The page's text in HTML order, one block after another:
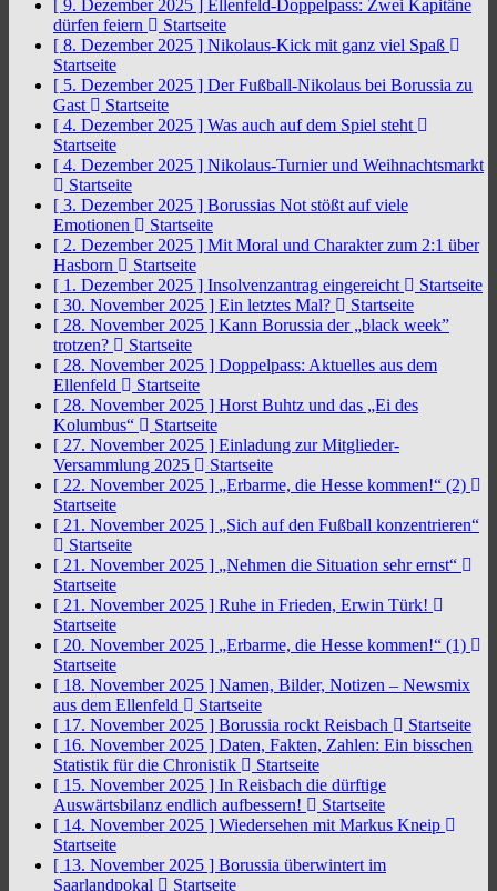
[ 9. Dezember 2025 ] Ellenfeld-Doppelpass: Zwei Kapitäne
dürfen feiern
Startseite
[ 8. Dezember 2025 ] Nikolaus-Kick mit ganz viel Spaß
Startseite
[ 5. Dezember 2025 ] Der Fußball-Nikolaus bei Borussia zu
Gast
Startseite
[ 4. Dezember 2025 ] Was auch auf dem Spiel steht
Startseite
[ 4. Dezember 2025 ] Nikolaus-Turnier und Weihnachtsmarkt
Startseite
[ 3. Dezember 2025 ] Borussias Not stößt auf viele
Emotionen
Startseite
[ 2. Dezember 2025 ] Mit Moral und Charakter zum 2:1 über
Hasborn
Startseite
[ 1. Dezember 2025 ] Insolvenzantrag eingereicht
Startseite
[ 30. November 2025 ] Ein letztes Mal?
Startseite
[ 28. November 2025 ] Kann Borussia der „black week”
trotzen?
Startseite
[ 28. November 2025 ] Doppelpass: Aktuelles aus dem
Ellenfeld
Startseite
[ 28. November 2025 ] Horst Buhtz und das „Ei des
Kolumbus“
Startseite
[ 27. November 2025 ] Einladung zur Mitglieder-
Versammlung 2025
Startseite
[ 22. November 2025 ] „Erbarme, die Hesse kommen!“ (2)
Startseite
[ 21. November 2025 ] „Sich auf den Fußball konzentrieren“
Startseite
[ 21. November 2025 ] „Nehmen die Situation sehr ernst“
Startseite
[ 21. November 2025 ] Ruhe in Frieden, Erwin Türk!
Startseite
[ 20. November 2025 ] „Erbarme, die Hesse kommen!“ (1)
Startseite
[ 18. November 2025 ] Namen, Bilder, Notizen – Newsmix
aus dem Ellenfeld
Startseite
[ 17. November 2025 ] Borussia rockt Reisbach
Startseite
[ 16. November 2025 ] Daten, Fakten, Zahlen: Ein bisschen
Statistik für die Chronistik
Startseite
[ 15. November 2025 ] In Reisbach die dürftige
Auswärtsbilanz endlich aufbessern!
Startseite
[ 14. November 2025 ] Wiedersehen mit Markus Kneip
Startseite
[ 13. November 2025 ] Borussia überwintert im
Saarlandpokal
Startseite